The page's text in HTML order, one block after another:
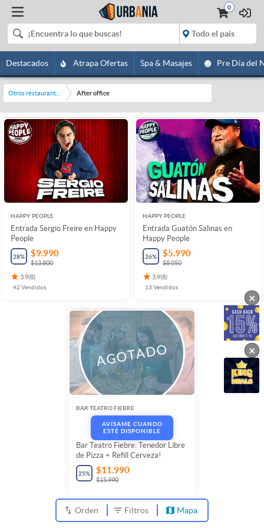
0
Destacados Atrapa Ofertas Spa & Masajes Pre Día del
After office
HAPPY PEOPLE
Entrada Sergio Freire en Happy
People
28% $9.990
$13.800
3.9(8)
42 Vendidos
HAPPY PEOPLE
Entrada Guatón Salinas en
Happy People
26% $5.990
$8.050
3.9(8)
13Vendidos
BAR TEATRO FIEBRE
AVÍSAME CUANDO
ESTÉ DISPONIBLE
Bar Teatro Fiebre: Tenedor Libre
de Pizza + Refill Cerveza!
25% $11.990
$15.990
Orden Filtros Mapa
×
×